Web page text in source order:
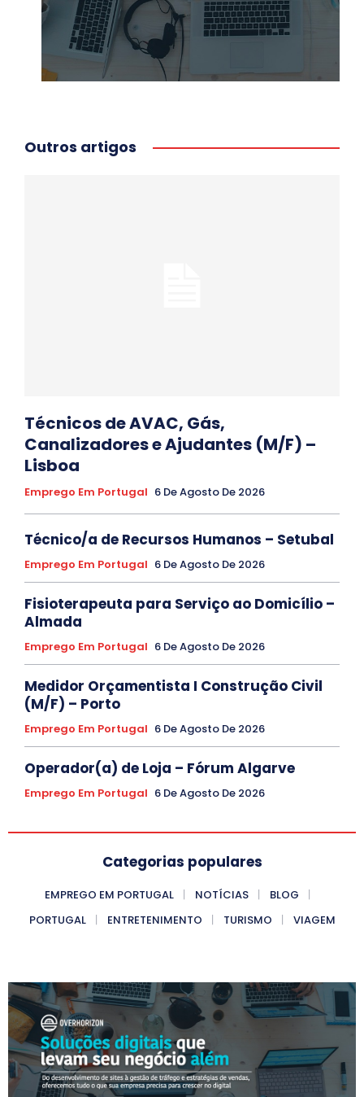
Outros artigos
Técnicos de AVAC, Gás,
Canalizadores e Ajudantes (M/F) –
Lisboa
Emprego Em Portugal 6 De Agosto De 2026
Técnico/a de Recursos Humanos – Setubal
Emprego Em Portugal 6 De Agosto De 2026
Fisioterapeuta para Serviço ao Domicílio –
Almada
Emprego Em Portugal 6 De Agosto De 2026
Medidor Orçamentista I Construção Civil
(M/F) – Porto
Emprego Em Portugal 6 De Agosto De 2026
Operador(a) de Loja – Fórum Algarve
Emprego Em Portugal 6 De Agosto De 2026
Categorias populares
EMPREGO EM PORTUGAL NOTÍCIAS
BLOG
PORTUGAL
ENTRETENIMENTO TURISMO VIAGEM